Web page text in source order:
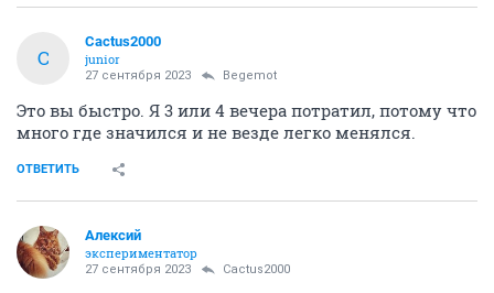
C
Cactus2000
junior
27 сентября 2023 Begemot
Это вы быстро. Я 3 или 4 вечера потратил, потому что
много где значился и не везде легко менялся.
ОТВЕТИТЬ
Алексий
экспериментатор
27 сентября 2023 Cactus2000